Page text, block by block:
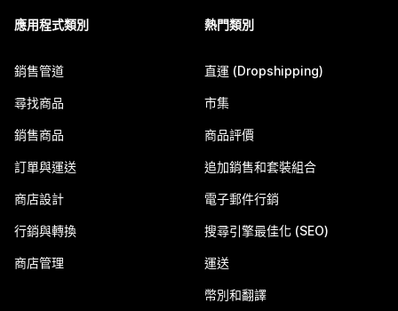
應用程式類別
銷售管道
尋找商品
銷售商品
訂單與運送
商店設計
行銷與轉換
商店管理
熱門類別
直運 (Dropshipping)
市集
商品評價
追加銷售和套裝組合
電子郵件行銷
搜尋引擎最佳化 (SEO)
運送
幣別和翻譯